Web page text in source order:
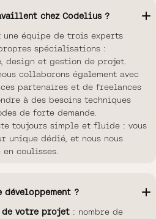
chez Codelius ?
une équipe de trois experts
spécialisations :
design et gestion de projet.
collaborons également avec
partenaires et de freelances
à des besoins techniques
de forte demande.
toujours simple et fluide : vous
unique dédié, et nous nous
coulisses.
développement ?
de votre projet : nombre de